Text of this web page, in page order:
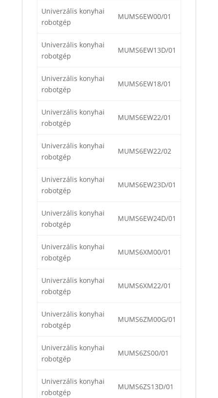
Univerzális konyhai
robotgép
MUMS6EW00/01
Univerzális konyhai
robotgép
MUMS6EW13D/01
Univerzális konyhai
robotgép
MUMS6EW18/01
Univerzális konyhai
robotgép
MUMS6EW22/01
Univerzális konyhai
robotgép
MUMS6EW22/02
Univerzális konyhai
robotgép
MUMS6EW23D/01
Univerzális konyhai
robotgép
MUMS6EW24D/01
Univerzális konyhai
robotgép
MUMS6XM00/01
Univerzális konyhai
robotgép
MUMS6XM22/01
Univerzális konyhai
robotgép
MUMS6ZM00G/01
Univerzális konyhai
robotgép
MUMS6ZS00/01
Univerzális konyhai
robotgép
MUMS6ZS13D/01